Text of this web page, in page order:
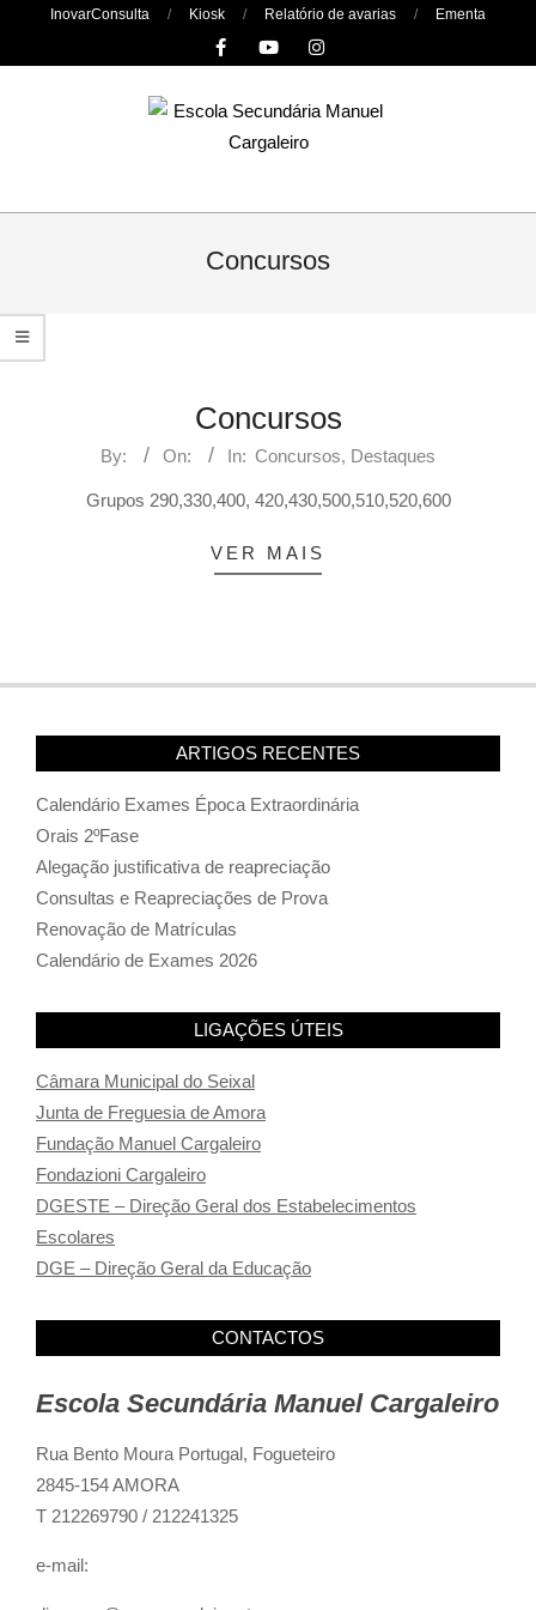
InovarConsulta Kiosk Relatório de avarias Ementa
Primary
Concursos
Concursos
By: On: In: Concursos, Destaques
Grupos 290,330,400, 420,430,500,510,520,600
VER MAIS
ARTIGOS RECENTES
Calendário Exames Época Extraordinária
Orais 2ºFase
Alegação justificativa de reapreciação
Consultas e Reapreciações de Prova
Renovação de Matrículas
Calendário de Exames 2026
LIGAÇÕES ÚTEIS
Câmara Municipal do Seixal
Junta de Freguesia de Amora
Fundação Manuel Cargaleiro
Fondazioni Cargaleiro
DGESTE – Direção Geral dos Estabelecimentos
Escolares
DGE – Direção Geral da Educação
CONTACTOS
Escola Secundária Manuel Cargaleiro
Rua Bento Moura Portugal, Fogueteiro
2845-154 AMORA
T 212269790 / 212241325
e-mail: